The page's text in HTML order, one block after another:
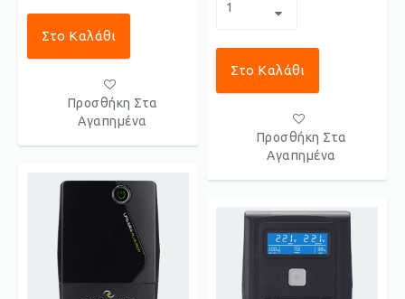
Στο Καλάθι
Προσθήκη Στα
Αγαπημένα
Στο Καλάθι
Προσθήκη Στα
Αγαπημένα